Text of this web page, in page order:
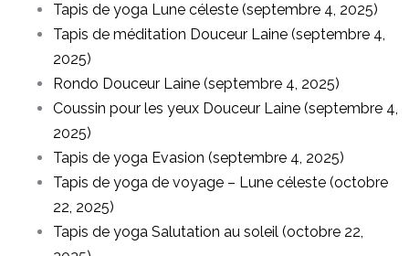
Tapis de yoga Lune céleste (septembre 4, 2025)
Tapis de méditation Douceur Laine (septembre 4,
2025)
Rondo Douceur Laine (septembre 4, 2025)
Coussin pour les yeux Douceur Laine (septembre 4,
2025)
Tapis de yoga Evasion (septembre 4, 2025)
Tapis de yoga de voyage – Lune céleste (octobre
22, 2025)
Tapis de yoga Salutation au soleil (octobre 22,